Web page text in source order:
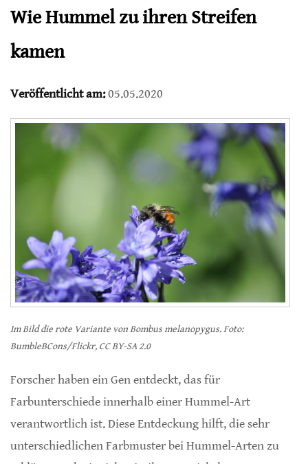
Wie Hummel zu ihren Streifen
kamen
Veröffentlicht am:05.05.2020
Im Bild die rote Variante von Bombus melanopygus. Foto:
BumbleBCons/Flickr, CC BY-SA 2.0
Forscher haben ein Gen entdeckt, das für
Farbunterschiede innerhalb einer Hummel-Art
verantwortlich ist. Diese Entdeckung hilft, die sehr
unterschiedlichen Farbmuster bei Hummel-Arten zu